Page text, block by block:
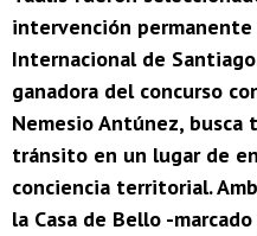
intervención
Internacional de
ganadora del concurso
Nemesio Antúnez, busca
tránsito en un lugar de
conciencia territorial.
la Casa de Bello -